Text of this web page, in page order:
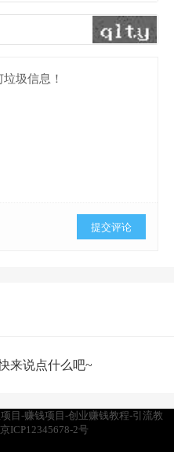
提交评论
来说点什么吧~
目-赚钱项目-创业赚钱教程-引流教
京ICP12345678-2号